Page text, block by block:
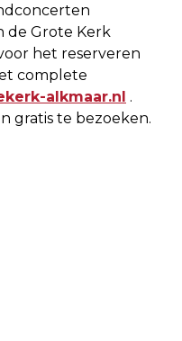
de Grote Kerk
het reserveren
complete
alkmaar.nl .
gratis te bezoeken.